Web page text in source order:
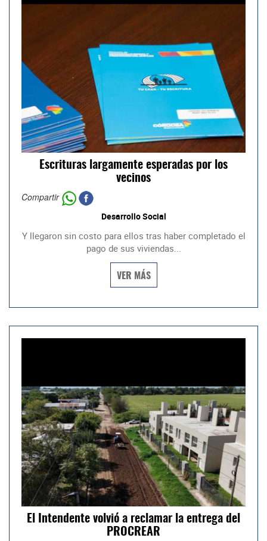
Escrituras largamente esperadas por los
vecinos
Compartir
Desarrollo Social
Y llegaron sin costo para ellos tras haber completado el
pago de sus viviendas...
VER MÁS
El Intendente volvió a reclamar la entrega del
PROCREAR